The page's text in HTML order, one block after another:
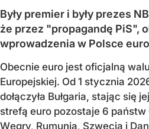
Były premier i były prezes
że przez "propagandę PiS",
wprowadzenia w Polsce
Obecnie euro jest oficjalną
Europejskiej. Od 1 stycznia
dołączyła Bułgaria, stając się
strefą euro pozostaje 6 państw
Węgry, Rumunia, Szwecja i